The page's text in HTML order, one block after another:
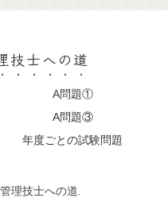
技士への道
A問題①
A問題③
年度ごとの試験問題
理技士への道.